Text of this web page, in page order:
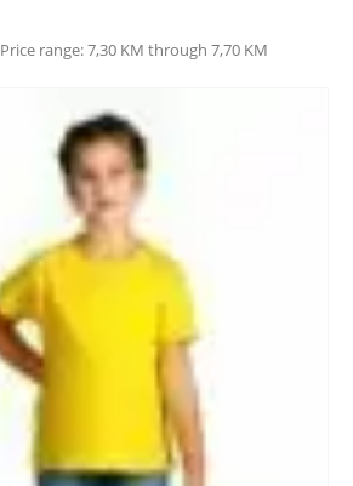
Price range: 7,30 KM through 7,70 KM